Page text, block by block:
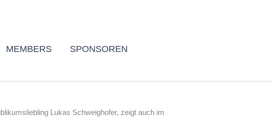
MEMBERS SPONSOREN
Lukas Schweighofer, zeigt auch im